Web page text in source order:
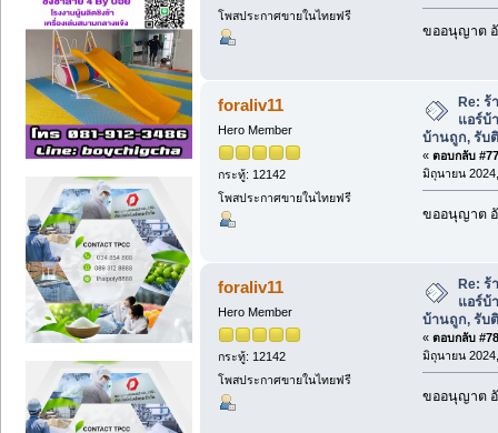
โพสประกาศขายในไทยฟรี
ขออนุญาต
foraliv11
Hero Member
กระทู้: 12142
โพสประกาศขายในไทยฟรี
Re: ร้
แอร์บ้
บ้านถูก, รับ
« ตอบกลับ
มิถุนายน
ขออนุญาต
foraliv11
Hero Member
กระทู้: 12142
โพสประกาศขายในไทยฟรี
Re: ร้
แอร์บ้
บ้านถูก, รับ
« ตอบกลับ
มิถุนายน
ขออนุญาต